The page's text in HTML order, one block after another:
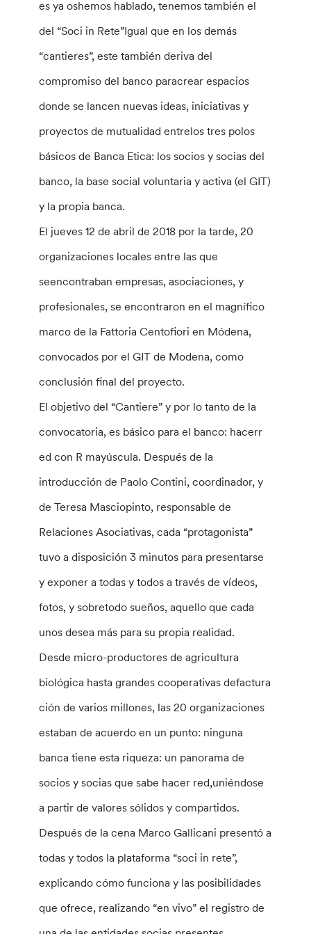
es ya oshemos hablado, tenemos también el
del “Soci in Rete”Igual que en los demás
“cantieres”, este también deriva del
compromiso del banco paracrear espacios
donde se lancen nuevas ideas, iniciativas y
proyectos de mutualidad entrelos tres polos
básicos de Banca Etica: los socios y socias del
banco, la base social voluntaria y activa (el GIT)
y la propia banca.
El jueves 12 de abril de 2018 por la tarde, 20
organizaciones locales entre las que
seencontraban empresas, asociaciones, y
profesionales, se encontraron en el magnífico
marco de la Fattoria Centofiori en Módena,
convocados por el GIT de Modena, como
conclusión final del proyecto.
El objetivo del “Cantiere” y por lo tanto de la
convocatoria, es básico para el banco: hacerr
ed con R mayúscula. Después de la
introducción de Paolo Contini, coordinador, y
de Teresa Masciopinto, responsable de
Relaciones Asociativas, cada “protagonista”
tuvo a disposición 3 minutos para presentarse
y exponer a todas y todos a través de vídeos,
fotos, y sobretodo sueños, aquello que cada
unos desea más para su propia realidad.
Desde micro-productores de agricultura
biológica hasta grandes cooperativas defactura
ción de varios millones, las 20 organizaciones
estaban de acuerdo en un punto: ninguna
banca tiene esta riqueza: un panorama de
socios y socias que sabe hacer red,uniéndose
a partir de valores sólidos y compartidos.
Después de la cena Marco Gallicani presentó a
todas y todos la plataforma “soci in rete”,
explicando cómo funciona y las posibilidades
que ofrece, realizando “en vivo” el registro de